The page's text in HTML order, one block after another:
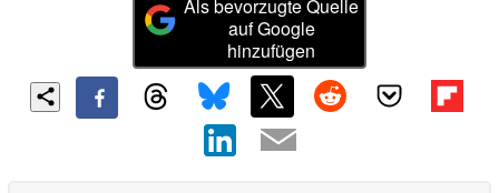
Als bevorzugte Quelle
auf Google
hinzufügen